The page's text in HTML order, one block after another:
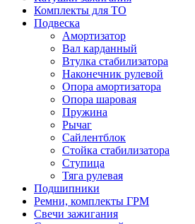
Комплекты для ТО
Подвеска
Амортизатор
Вал карданный
Втулка стабилизатора
Наконечник рулевой
Опора амортизатора
Опора шаровая
Пружина
Рычаг
Сайлентблок
Стойка стабилизатора
Ступица
Тяга рулевая
Подшипники
Ремни, комплекты ГРМ
Свечи зажигания